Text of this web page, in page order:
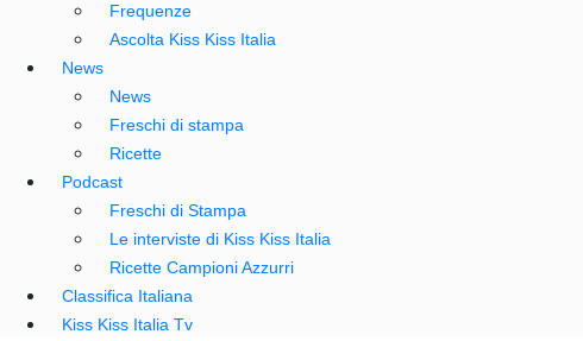
Frequenze
Ascolta Kiss Kiss Italia
News
News
Freschi di stampa
Ricette
Podcast
Freschi di Stampa
Le interviste di Kiss Kiss Italia
Ricette Campioni Azzurri
Classifica Italiana
Kiss Kiss Italia Tv